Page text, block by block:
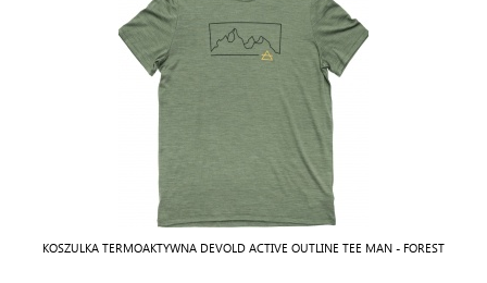
KOSZULKA TERMOAKTYWNA DEVOLD ACTIVE OUTLINE TEE MAN - FOREST